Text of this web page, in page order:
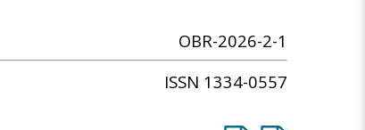
OBR-2026-2-1
ISSN 1334-0557